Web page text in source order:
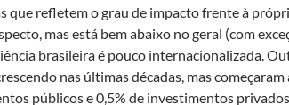
que refletem o grau de impacto frente à
mas está bem abaixo no geral (com
brasileira é pouco internacionalizada.
nas últimas décadas, mas começaram
públicos e 0,5% de investimentos